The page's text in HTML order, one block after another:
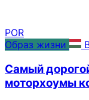
POR
Образ жизни
Самый
моторхоумы